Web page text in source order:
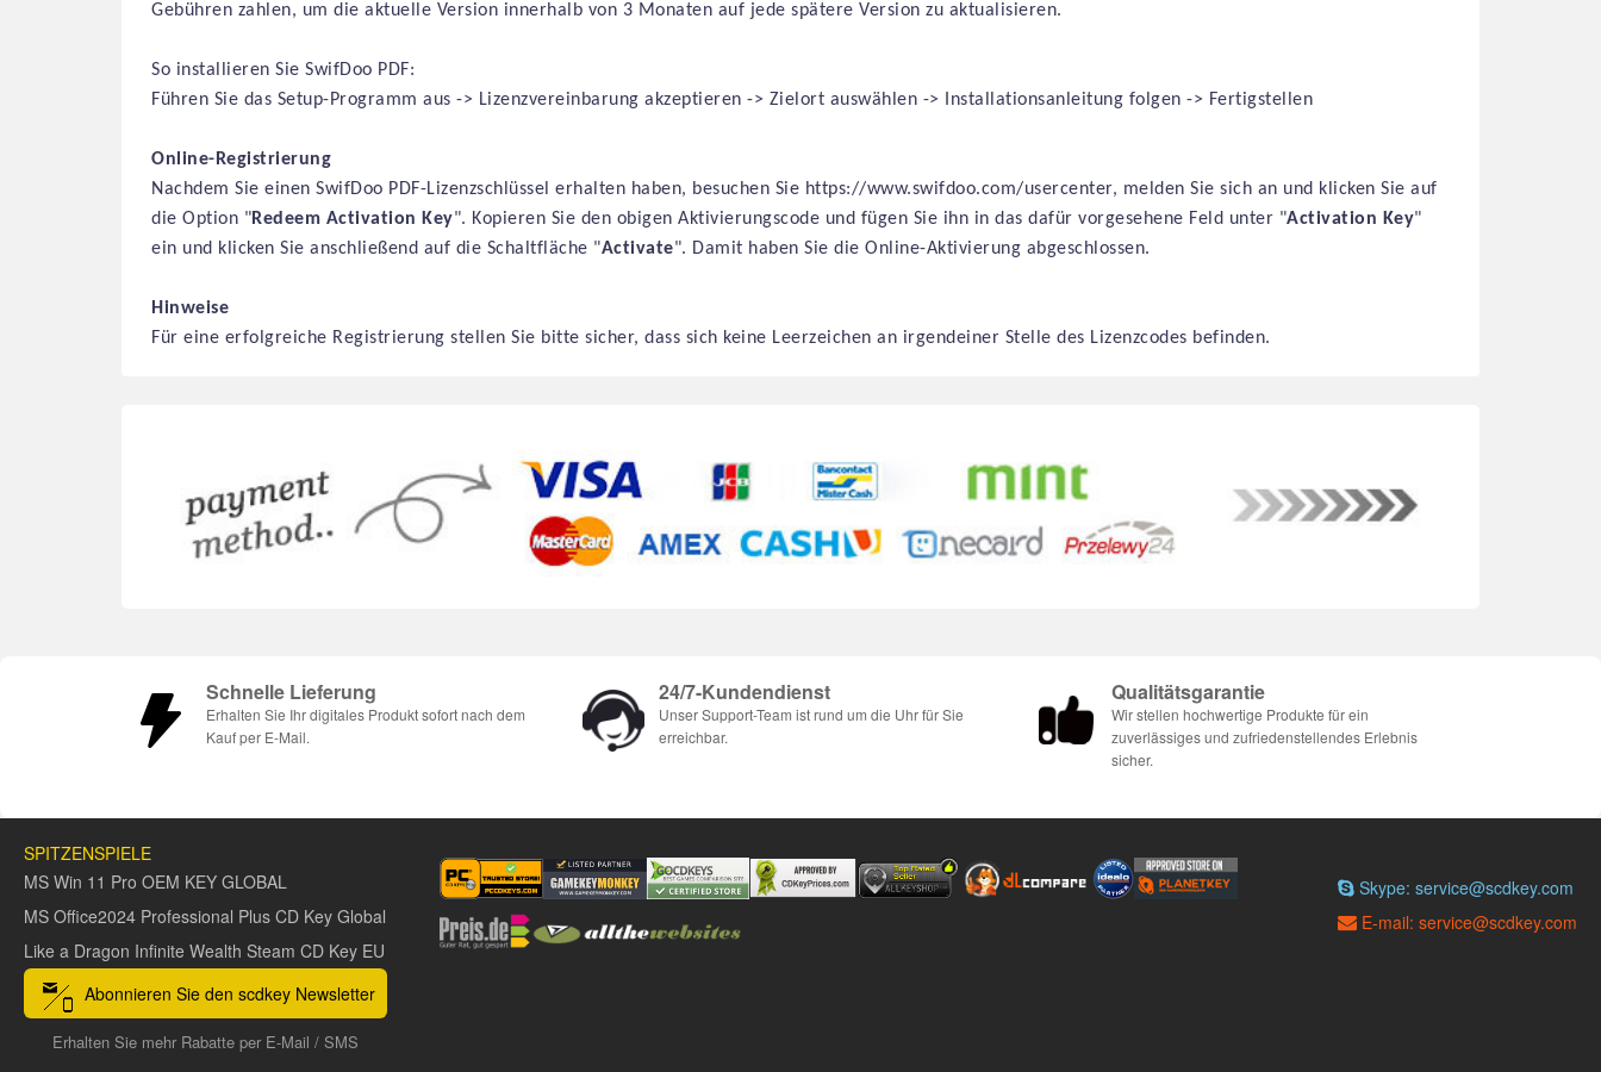
Gebühren zahlen, um die aktuelle Version innerhalb von 3 Monaten auf jede spätere Version zu aktualisieren.
So installieren Sie SwifDoo PDF:
Führen Sie das Setup-Programm aus -> Lizenzvereinbarung akzeptieren -> Zielort auswählen -> Installationsanleitung folgen -> Fertigstellen
Online-Registrierung
Nachdem Sie einen SwifDoo PDF-Lizenzschlüssel erhalten haben, besuchen Sie https://www.swifdoo.com/usercenter, melden Sie sich an und klicken Sie auf
die Option "Redeem Activation Key". Kopieren Sie den obigen Aktivierungscode und fügen Sie ihn in das dafür vorgesehene Feld unter "Activation Key"
ein und klicken Sie anschließend auf die Schaltfläche "Activate". Damit haben Sie die Online-Aktivierung abgeschlossen.
Hinweise
Für eine erfolgreiche Registrierung stellen Sie bitte sicher, dass sich keine Leerzeichen an irgendeiner Stelle des Lizenzcodes befinden.
Schnelle Lieferung
Erhalten Sie Ihr digitales Produkt sofort nach dem
Kauf per E-Mail.
24/7-Kundendienst
Unser Support-Team ist rund um die Uhr für Sie
erreichbar.
Qualitätsgarantie
Wir stellen hochwertige Produkte für ein
zuverlässiges und zufriedenstellendes Erlebnis
sicher.
SPITZENSPIELE
MS Win 11 Pro OEM KEY GLOBAL
MS Office2024 Professional Plus CD Key Global
Like a Dragon Infinite Wealth Steam CD Key EU
Skype: service@scdkey.com
E-mail: service@scdkey.com
Abonnieren Sie den scdkey Newsletter
Erhalten Sie mehr Rabatte per E-Mail / SMS